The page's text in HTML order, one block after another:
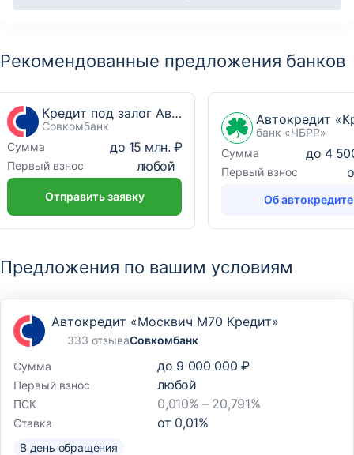
Рекомендованные предложения банков
Кредит под залог Авто Выгодный
Совкомбанк
Сумма
до 15 млн. ₽
Первый взнос любой
Отправить заявку
банк «ЧБРР»
Сумма
до 4
Первый взнос
Об автокредите
Предложения по вашим условиям
Автокредит «Москвич М70 Кредит»
333 отзываСовкомбанк
Сумма
до 9 000 000 ₽
Первый взнос любой
ПСК 0,010% – 20,791%
Ставка от 0,01%
В день обращения